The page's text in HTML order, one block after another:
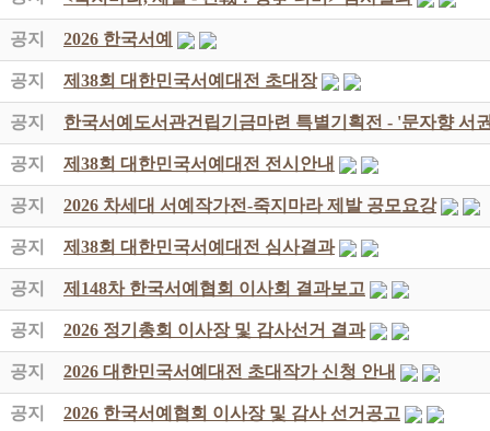
공지 2026 한국서예
공지 제38회 대한민국서예대전 초대장
공지 한국서예도서관건립기금마련 특별기획전 - '문자향 서
공지 제38회 대한민국서예대전 전시안내
공지 2026 차세대 서예작가전-죽지마라 제발 공모요강
공지 제38회 대한민국서예대전 심사결과
공지 제148차 한국서예협회 이사회 결과보고
공지 2026 정기총회 이사장 및 감사선거 결과
공지 2026 대한민국서예대전 초대작가 신청 안내
공지 2026 한국서예협회 이사장 및 감사 선거공고